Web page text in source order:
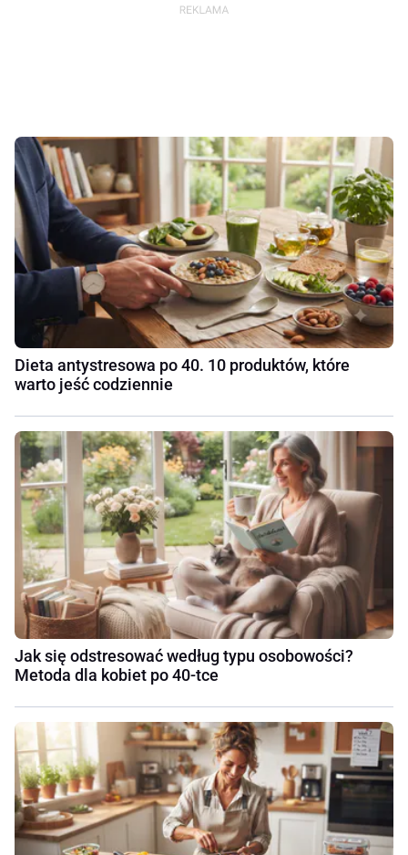
Dieta antystresowa po 40. 10 produktów, które
warto jeść codziennie
Jak się odstresować według typu osobowości?
Metoda dla kobiet po 40-tce